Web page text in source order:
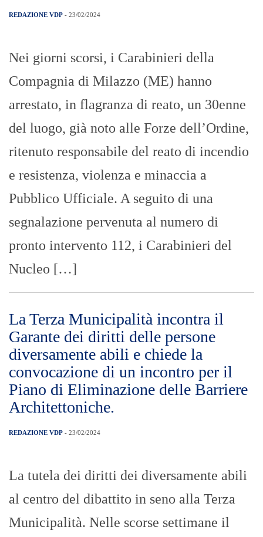
REDAZIONE VDP - 23/02/2024
Nei giorni scorsi, i Carabinieri della
Compagnia di Milazzo (ME) hanno
arrestato, in flagranza di reato, un 30enne
del luogo, già noto alle Forze dell’Ordine,
ritenuto responsabile del reato di incendio
e resistenza, violenza e minaccia a
Pubblico Ufficiale. A seguito di una
segnalazione pervenuta al numero di
pronto intervento 112, i Carabinieri del
Nucleo […]
La Terza Municipalità incontra il
Garante dei diritti delle persone
diversamente abili e chiede la
convocazione di un incontro per il
Piano di Eliminazione delle Barriere
Architettoniche.
REDAZIONE VDP - 23/02/2024
La tutela dei diritti dei diversamente abili
al centro del dibattito in seno alla Terza
Municipalità. Nelle scorse settimane il